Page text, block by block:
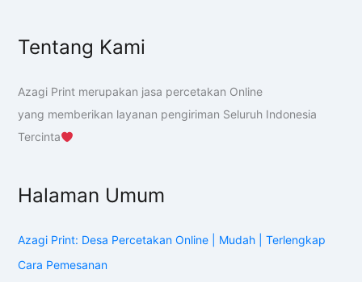
Tentang Kami
Azagi Print merupakan jasa percetakan Online
yang memberikan layanan pengiriman Seluruh Indonesia
Tercinta
Halaman Umum
Azagi Print: Desa Percetakan Online | Mudah | Terlengkap
Cara Pemesanan